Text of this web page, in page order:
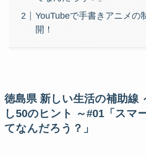
YouTubeで手書きアニメの
開！
徳島県 新しい生活の補助線
し50のヒント ～#01「スマ
てなんだろう？」